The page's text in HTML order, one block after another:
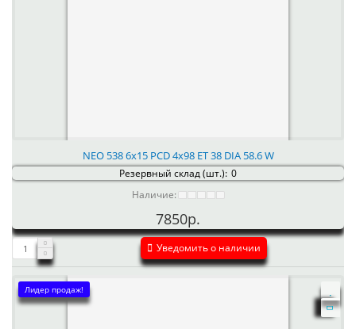
NEO 538 6x15 PCD 4x98 ET 38 DIA 58.6 W
Резервный склад (шт.): 0
Наличие:
7850р.
Уведомить о наличии
Лидер продаж!